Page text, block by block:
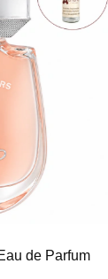
de Parfum